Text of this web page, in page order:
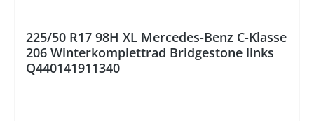
225/50 R17 98H XL Mercedes-Benz C-Klasse
206 Winterkomplettrad Bridgestone links
Q440141911340